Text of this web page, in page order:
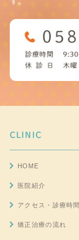
CLINIC
HOME
医院紹介
アクセス・診療時間
矯正治療の流れ